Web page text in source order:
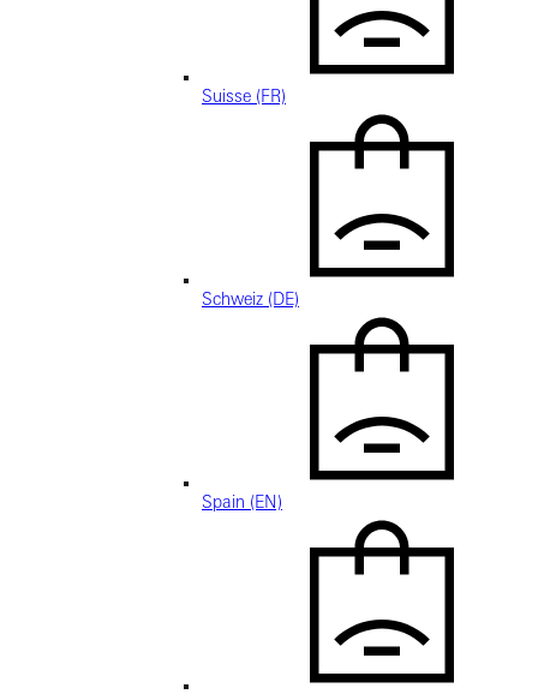
Suisse (FR)
Schweiz (DE)
Spain (EN)